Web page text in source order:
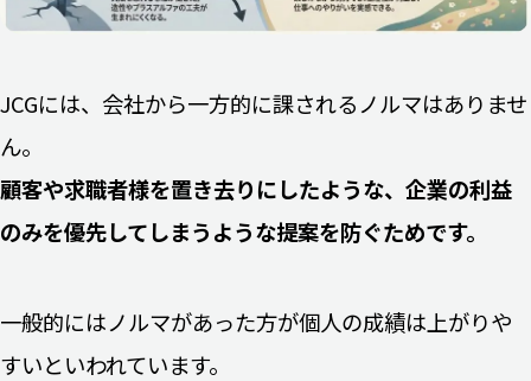
JCGには、会社から一方的に課されるノルマはありませ
ん。
顧客や求職者様を置き去りにしたような、企業の利益
のみを優先してしまうような提案を防ぐためです。
一般的にはノルマがあった方が個人の成績は上がりや
すいといわれています。